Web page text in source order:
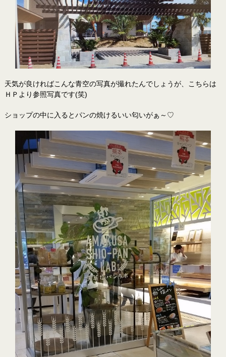
天気が良ければこんな青空の写真が撮れたんでしょうが、こちらは
ＨＰより参照写真です(笑)
ショップの中に入るとパンの焼けるいい匂いがぁ～♡